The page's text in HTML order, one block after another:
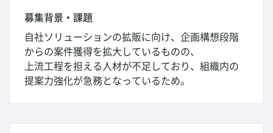
募集背景・課題
自社ソリューションの拡販に向け、企画構想段階
からの案件獲得を拡大しているものの、
上流工程を担える人材が不足しており、組織内の
提案力強化が急務となっているため。